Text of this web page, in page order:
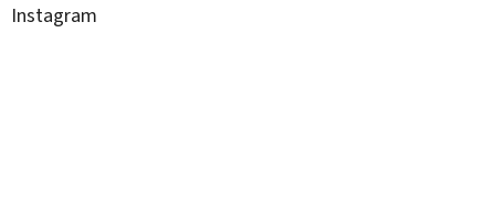
Instagram